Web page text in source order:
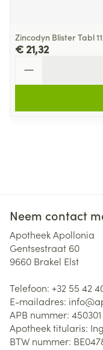
Zincodyn Blister Tabl
€ 21,32
Neem contact
Apotheek Apollonia
Gentsestraat 60
9660 Brakel Elst
Telefoon: +32 55 42
E-mailadres: info@
APB nummer: 450301
Apotheek titularis:
BTW nummer: